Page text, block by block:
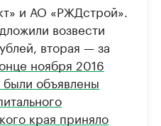
и АО «РЖДстрой».
возвести
вторая — за
ноября 2016
были объявлены
края приняло